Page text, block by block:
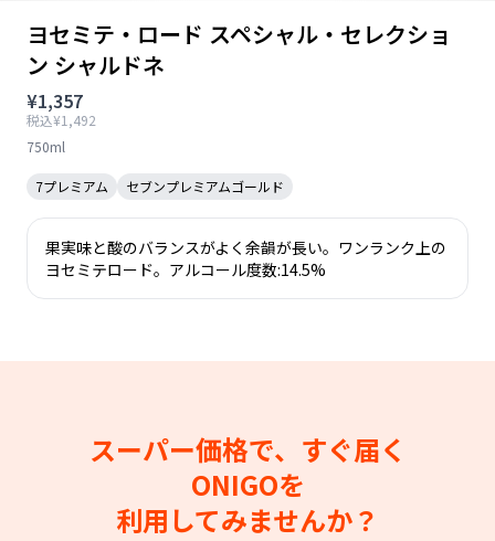
ヨセミテ・ロード スペシャル・セレクショ
ン シャルドネ
¥1,357
税込¥1,492
750ml
7プレミアム セブンプレミアムゴールド
果実味と酸のバランスがよく余韻が長い。ワンランク上の
ヨセミテロード。アルコール度数:14.5%
スーパー価格で、すぐ届く
ONIGOを
利用してみませんか？